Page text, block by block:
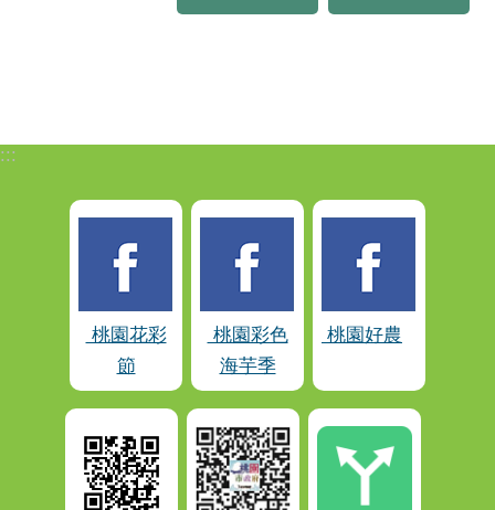
:::
桃園花彩
節
桃園彩色
海芋季
桃園好農